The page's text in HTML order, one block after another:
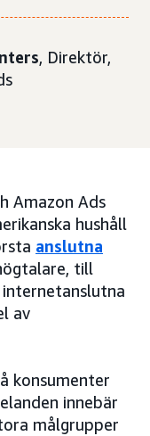
, Direktör,
Amazon Ads
hushåll
anslutna
till
av
konsumenter
innebär
målgrupper